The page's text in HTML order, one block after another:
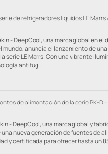
de refrigeradores líquidos LE Marrs
- DeepCool, una marca global en
anuncia el lanzamiento de
serie LE Marrs. Con una vibrante
antifug...
de alimentación de la serie PK-D
- DeepCool, una marca global y
nueva generación de fuentes de
y certificada para ofrecer hasta un